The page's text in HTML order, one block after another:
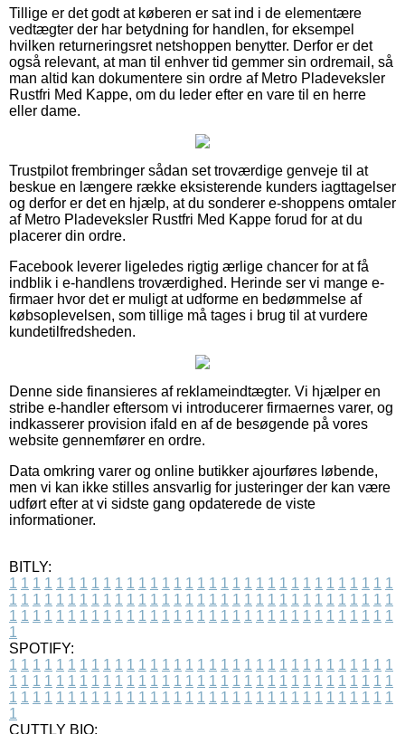
Tillige er det godt at køberen er sat ind i de elementære
vedtægter der har betydning for handlen, for eksempel
hvilken returneringsret netshoppen benytter. Derfor er det
også relevant, at man til enhver tid gemmer sin ordremail, så
man altid kan dokumentere sin ordre af Metro Pladeveksler
Rustfri Med Kappe, om du leder efter en vare til en herre
eller dame.
Trustpilot frembringer sådan set troværdige genveje til at
beskue en længere række eksisterende kunders iagttagelser
og derfor er det en hjælp, at du sonderer e-shoppens omtaler
af Metro Pladeveksler Rustfri Med Kappe forud for at du
placerer din ordre.
Facebook leverer ligeledes rigtig ærlige chancer for at få
indblik i e-handlens troværdighed. Herinde ser vi mange e-
firmaer hvor det er muligt at udforme en bedømmelse af
købsoplevelsen, som tillige må tages i brug til at vurdere
kundetilfredsheden.
Denne side finansieres af reklameindtægter. Vi hjælper en
stribe e-handler eftersom vi introducerer firmaernes varer, og
indkasserer provision ifald en af de besøgende på vores
website gennemfører en ordre.
Data omkring varer og online butikker ajourføres løbende,
men vi kan ikke stilles ansvarlig for justeringer der kan være
udført efter at vi sidste gang opdaterede de viste
informationer.
BITLY:
1 1 1 1 1 1 1 1 1 1 1 1 1 1 1 1 1 1 1 1 1 1 1 1 1 1 1 1 1 1 1 1 1
1 1 1 1 1 1 1 1 1 1 1 1 1 1 1 1 1 1 1 1 1 1 1 1 1 1 1 1 1 1 1 1 1
1 1 1 1 1 1 1 1 1 1 1 1 1 1 1 1 1 1 1 1 1 1 1 1 1 1 1 1 1 1 1 1 1
1
SPOTIFY:
1 1 1 1 1 1 1 1 1 1 1 1 1 1 1 1 1 1 1 1 1 1 1 1 1 1 1 1 1 1 1 1 1
1 1 1 1 1 1 1 1 1 1 1 1 1 1 1 1 1 1 1 1 1 1 1 1 1 1 1 1 1 1 1 1 1
1 1 1 1 1 1 1 1 1 1 1 1 1 1 1 1 1 1 1 1 1 1 1 1 1 1 1 1 1 1 1 1 1
1
CUTTLY BIO: